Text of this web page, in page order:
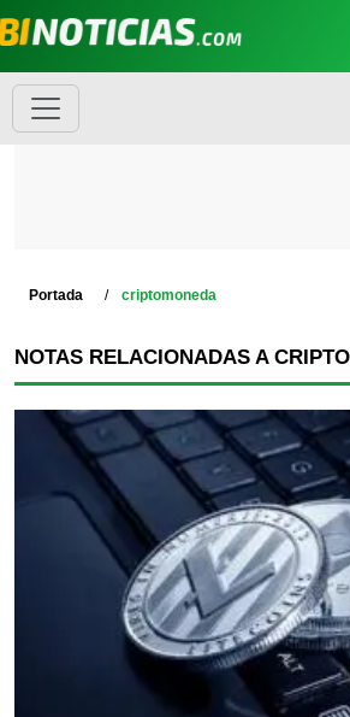
Portada criptomoneda
NOTAS RELACIONADAS A